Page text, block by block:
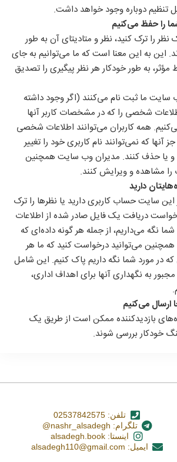
را حفظ می‌کنیم
نظر را ترک کنید، نظر و متادیتای آن به طور
این به این معنا است که ما می‌توانیم به جای
مؤثر، به طور خودکار هر نظر پیگیری را تصدیق
سایت ما ثبت نام می‌کنند (اگر وجود داشته
شخصی را که در مشخصات کاربر آنها
همه کاربران می‌توانند اطلاعات شخصی
آنها که نمی‌توانند نام کاربری خود را تغییر
و یا حذف کنند. مدیران وب سایت همچنین
را مشاهده و ویرایش کنند.
دارید
این سایت حساب کاربری دارید یا نظرها را ترک
دریافت یک فایل صادر شده از اطلاعات
نگه می‌داریم، از جمله هر گونه داده‌ای که
همچنین می‌توانید درخواست کنید که ما هر
در مورد شما نگه داریم پاک کنیم. این شامل
به نگهداری آنها برای اهداف اداری،
ارسال می‌کنیم
بازدیدکننده ممکن است از طریق یک
بررسی شوند.
تلفن: 02537842575
تلگرام: nashr_alsadegh@
اینستا: alsadegh.book
ایمیل: alsadegh110@gmail.com